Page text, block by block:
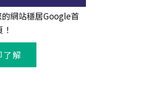
網站穩居Google首
了解